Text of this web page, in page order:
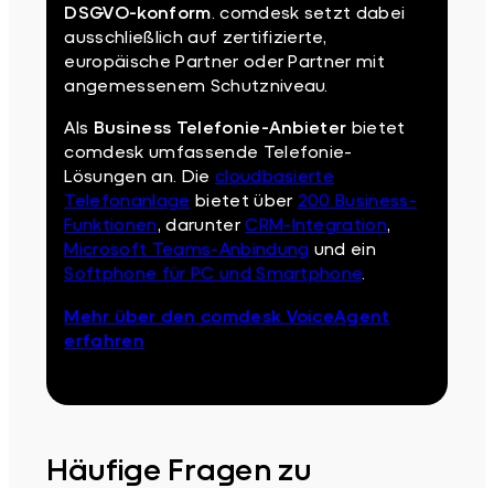
DSGVO-konform. comdesk setzt dabei
ausschließlich auf zertifizierte,
europäische Partner oder Partner mit
angemessenem Schutzniveau.
Als Business Telefonie-Anbieter bietet
comdesk umfassende Telefonie-
Lösungen an. Die cloudbasierte
Telefonanlage bietet über 200 Business-
Funktionen, darunterCRM-Integration,
Microsoft Teams-Anbindung und ein
Softphone für PC und Smartphone.
Mehr über den comdesk VoiceAgent
erfahren
Häufige Fragen zu